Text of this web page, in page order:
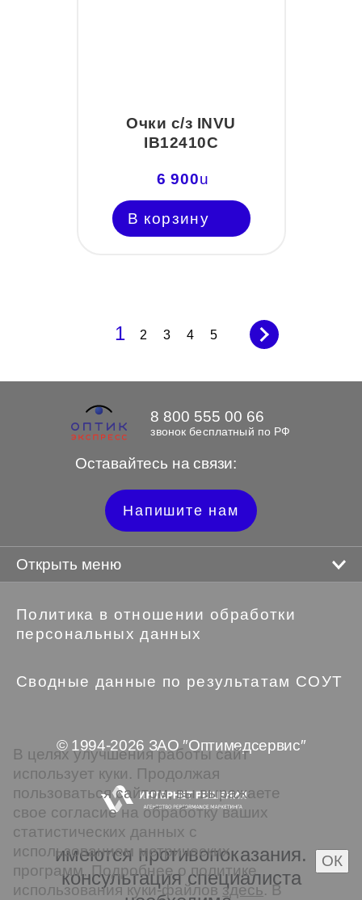
Очки с/з INVU
IB12410C
6 900u
В корзину
1 2 3 4 5
Оставайтесь на связи:
8 800 555 00 66
звонок бесплатный по РФ
Напишите нам
Открыть меню
Политика в отношении обработки
персональных данных
Сводные данные по результатам СОУТ
© 1994-2026 ЗАО ″Оптимедсервис″
имеются противопоказания.
консультация специалиста
В целях улучшения работы сайт
использует куки. Продолжая
пользоваться сайтом, вы выражаете
свое согласие на обработку ваших
статистических данных с
использованием метрических
программ. Подробнее о политике
использования куки-файловздесь. В
ОК